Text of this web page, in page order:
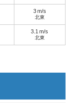
3m/s
北東
3.1 m/s
北東